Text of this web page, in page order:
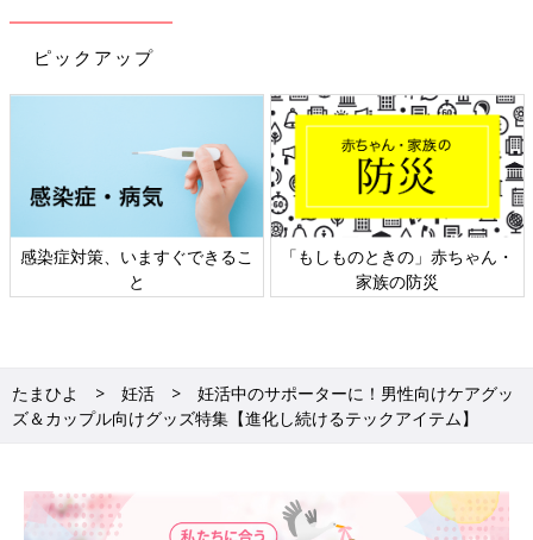
ピックアップ
日本外来小児科学会リーフレッ
ト検討会
六星占術 細木かおりさんの人生
相談
たまひよ 妊活
妊活中のサポーターに！男性向けケアグッ
ズ＆カップル向けグッズ特集【進化し続けるテックアイテム】